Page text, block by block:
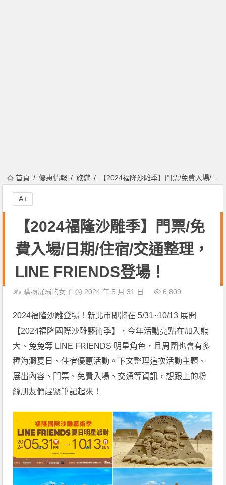
首頁 優惠情報 旅遊 【2024福隆沙雕季】門票/免費入場/日期/住宿/交通整理，LINE FRIENDS登場！
【2024福隆沙雕季】門票/免
費入場/日期/住宿/交通整理，
LINE FRIENDS登場！
✍️ 購物沉溺的女子 2024 年 5 月 31 日 6,809
2024福隆沙雕登場！新北市即將在 5/31~10/13 展開
【2024福隆國際沙雕藝術季】，今年活動亮點在加入熊
大、兔兔等 LINE FRIENDS 明星角色，且周圍也會有多
種海灘夏日、住宿優惠活動。下文整理這次活動主題、
展出內容、門票、免費入場、交通等資訊，想跟上的粉
絲朋友們趕緊筆記起來！
A+